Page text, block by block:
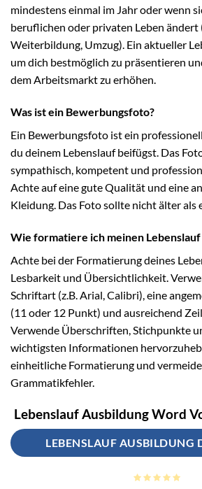
mindestens einmal im Jahr oder wenn
beruflichen oder privaten Leben ändert
Weiterbildung, Umzug). Ein aktueller
um dich bestmöglich zu präsentieren
dem Arbeitsmarkt zu erhöhen.
Was ist ein Bewerbungsfoto?
Ein Bewerbungsfoto ist ein
du deinem Lebenslauf beifügst. Das
sympathisch, kompetent und
Achte auf eine gute Qualität und eine
Kleidung. Das Foto sollte nicht älter als
Wie formatiere ich meinen
Achte bei der Formatierung deines
Lesbarkeit und Übersichtlichkeit.
Schriftart (z.B. Arial, Calibri), eine
(11 oder 12 Punkt) und ausreichend
Verwende Überschriften, Stichpunkte
wichtigsten Informationen
einheitliche Formatierung und
Grammatikfehler.
Lebenslauf Ausbildung Word
LEBENSLAUF AUSBILDUNG